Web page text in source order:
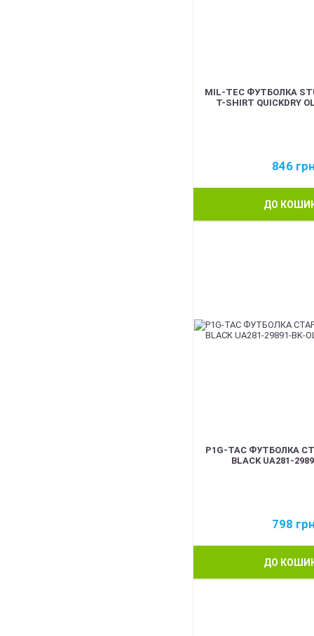
MIL-TEC ФУТБОЛКА
T-SHIRT QUICKDRY
846
ДО
P1G-TAC ФУТБОЛКА
BLACK UA281-
798
ДО